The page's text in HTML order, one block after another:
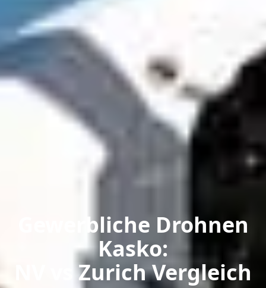
Gewerbliche Drohnen
Kasko:
NV vs Zurich Vergleich